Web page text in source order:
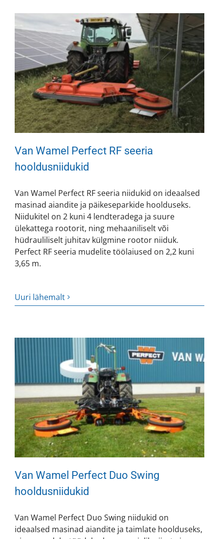
Van Wamel Perfect RF seeria
hooldusniidukid
Van Wamel Perfect RF seeria niidukid on ideaalsed
masinad aiandite ja päikeseparkide hoolduseks.
Niidukitel on 2 kuni 4 lendteradega ja suure
ülekattega rootorit, ning mehaaniliselt või
hüdrauliliselt juhitav külgmine rootor niiduk.
Perfect RF seeria mudelite töölaiused on 2,2 kuni
3,65 m.
Uuri lähemalt
Van Wamel Perfect Duo Swing
hooldusniidukid
Van Wamel Perfect Duo Swing niidukid on
ideaalsed masinad aiandite ja taimlate hoolduseks,